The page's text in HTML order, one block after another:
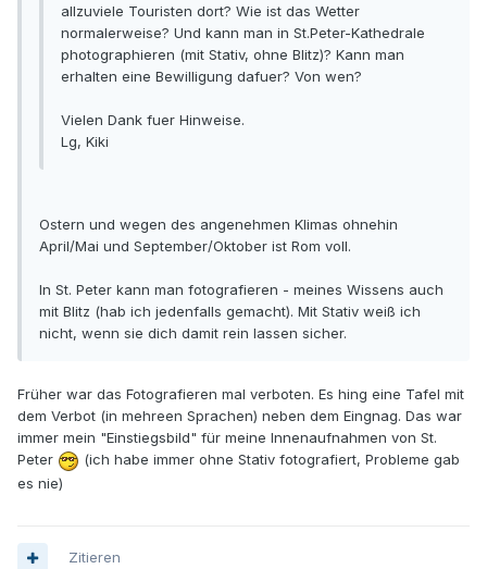
allzuviele Touristen dort? Wie ist das Wetter
normalerweise? Und kann man in St.Peter-Kathedrale
photographieren (mit Stativ, ohne Blitz)? Kann man
erhalten eine Bewilligung dafuer? Von wen?
Vielen Dank fuer Hinweise.
Lg, Kiki
Ostern und wegen des angenehmen Klimas ohnehin
April/Mai und September/Oktober ist Rom voll.
In St. Peter kann man fotografieren - meines Wissens auch
mit Blitz (hab ich jedenfalls gemacht). Mit Stativ weiß ich
nicht, wenn sie dich damit rein lassen sicher.
Früher war das Fotografieren mal verboten. Es hing eine Tafel mit
dem Verbot (in mehreen Sprachen) neben dem Eingnag. Das war
immer mein "Einstiegsbild" für meine Innenaufnahmen von St.
Peter
(ich habe immer ohne Stativ fotografiert, Probleme gab
es nie)
Zitieren